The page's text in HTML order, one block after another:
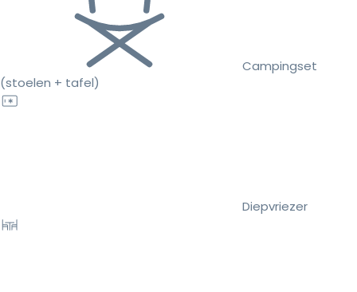
Campingset
(stoelen + tafel)
Diepvriezer